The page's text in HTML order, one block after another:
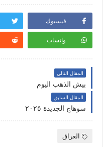
فيسبوك
واتساب
المقال التالي
بيش الذهب اليوم
المقال السابق
سوهاج الجديدة ٢٠٢٥
العراق